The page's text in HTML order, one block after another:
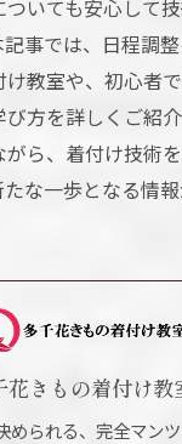
いても安心して
事では、日程調
教室や、初心者
方を詳しくご紹
がら、着付け技術
な一歩となる情報
花きもの着付け教
められる、完全マン